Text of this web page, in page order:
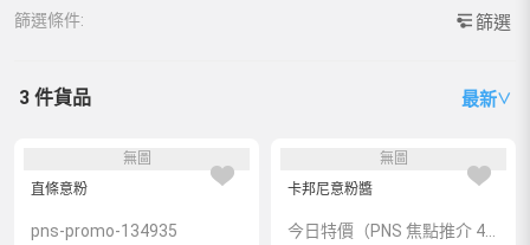
篩選條件: 篩選
3 件貨品 最新∨
無圖
直條意粉
pns-promo-134935
無圖
卡邦尼意粉醬